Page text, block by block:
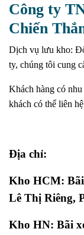
Công ty
Chiến
Dịch vụ lưu kho:
ty, chúng tôi cung
Khách hàng có
khách có thể liên
Địa chỉ:
Kho HCM:
Lê Thị Riêng,
Kho HN: Bãi